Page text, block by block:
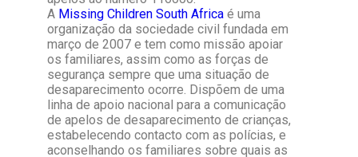
A Missing Children South Africa é uma
organização da sociedade civil fundada em
março de 2007 e tem como missão apoiar
os familiares, assim como as forças de
segurança sempre que uma situação de
desaparecimento ocorre. Dispõem de uma
linha de apoio nacional para a comunicação
de apelos de desaparecimento de crianças,
estabelecendo contacto com as polícias, e
aconselhando os familiares sobre quais as